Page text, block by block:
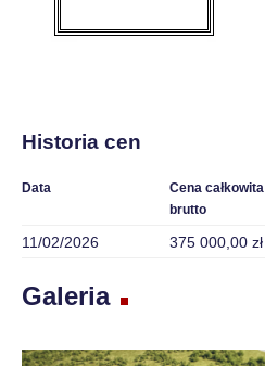
Historia cen
Data
Cena całkowita
brutto
11/02/2026 375 000,00 zł
Galeria